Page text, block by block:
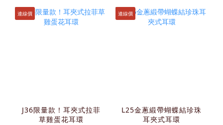
連線價
J36限量款！耳夾式拉菲
草雞蛋花耳環
連線價
L25金蔥緞帶蝴蝶結珍珠
耳夾式耳環